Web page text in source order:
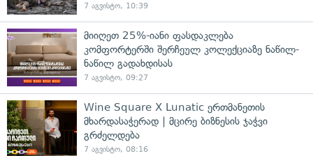
7 აგვისტო, 10:39
მიიღეთ 25%-იანი ფასდაკლება
კომფორტერში შერჩეულ კოლექციაზე ნაწილ-
ნაწილ გადახდისას
7 აგვისტო, 09:27
Wine Square X Lunatic ერთმანეთის
მხარდასაჭერად | მცირე ბიზნესის ჯაჭვი
გრძელდება
7 აგვისტო, 08:16